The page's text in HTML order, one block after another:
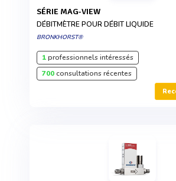
SÉRIE MAG-VIEW
DÉBITMÈTRE POUR DÉBIT LIQUIDE
BRONKHORST®
1professionnels intéressés
700consultations récentes